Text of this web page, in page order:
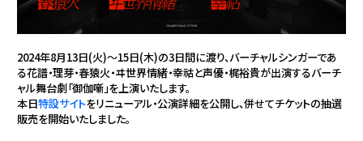
2024年8月13日(火)〜15日(木)の3日間に渡り、バーチャルシンガーであ
る花譜・理芽・春猿火・ヰ世界情緒・幸祜と声優・梶裕貴が出演するバーチ
ャル舞台劇「御伽噺」を上演いたします。
本日特設サイトをリニューアル・公演詳細を公開し、併せてチケットの抽選
販売を開始いたしました。